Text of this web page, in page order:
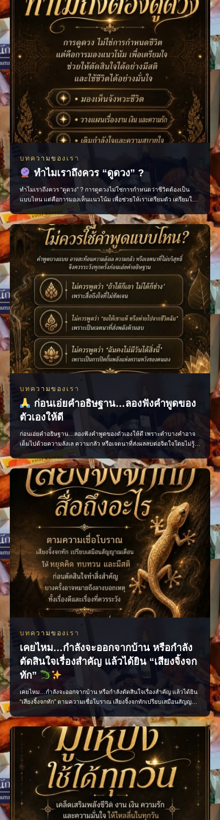
บทความของเรา
ทำไมเราถึงควร “ดูดวง” ?
ทำไมเราถึงควร “ดูดวง” ? การดูดวงไม่ใช่การกำหนดว่าชีวิตต้องเป็น
แบบไหน แต่คือการมองเห็นแนวโน้ม เพื่อช่วยให้เราเตรียมตัว เตรียมใจ
และตัดสินใจได้อย่างมีสติมากขึ้น มองเห็นจังหวะสำคัญของชีวิต วางแผน
เรื่องงาน การเงิน และความรัก เติมกำลังใจในวันที่รู้สึกสับสน ช่วยให้เดิน
หน้าต่อได้อย่างมั่นใจ เพราะเมื่อเรารู
บทความของเรา
ก่อนเอ่ยคำอธิษฐาน…ลองฟังคำพูดของ
ตัวเองให้ดี
ก่อนเอ่ยคำอธิษฐาน…ลองฟังคำพูดของตัวเองให้ดี เพราะคำบางคำอาจ
เต็มไปด้วยความลังเล ความกลัว หรือเจตนาที่ส่งผลลบต่อจิตใจโดยไม่รู้
ตัว ควรอธิษฐานด้วยถ้อยคำที่ชัดเจน สุภาพ และเปี่ยมด้วยเจตนาดี เพื่อให้
ใจของเรามั่นคงและพร้อมก้าวไปสู่สิ่งที่ปรารถนา แล้วคุณเคยเผลอใช้คำ
พูดแบบไหนเวลาอธิษฐานบ้าง? #คำอธิษฐาน #พลัง
บทความของเรา
เคยไหม…กำลังจะออกจากบ้าน หรือกำลัง
ตัดสินใจเรื่องสำคัญ แล้วได้ยิน “เสียงจิ้งจก
ทัก”
เคยไหม…กำลังจะออกจากบ้าน หรือกำลังตัดสินใจเรื่องสำคัญ แล้วได้ยิน
“เสียงจิ้งจกทัก” ตามความเชื่อโบราณ เสียงจิ้งจกทักเปรียบเสมือนสัญญาณ
เตือนให้เราหยุดคิด ทบทวน และมีสติก่อนลงมือทำ บางครั้งอาจเป็นลาง
บอกเหตุ ทั้งเรื่องดีและเรื่องที่ควรระวัง แต่ไม่ว่าจะเชื่อมากน้อยเพียงใด สิ่ง
สำคัญที่สุดคือ “อย่าประมาท” แ